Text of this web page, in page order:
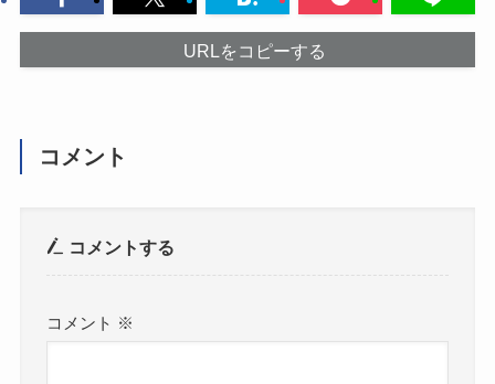
URLをコピーする
コメント
コメントする
コメント ※